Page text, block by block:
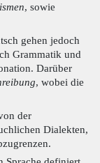
, sowie
gehen jedoch
Grammatik und
Darüber
, wobei die
der
Dialekten,